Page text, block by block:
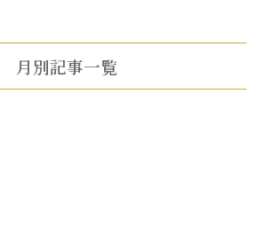
月別記事一覧